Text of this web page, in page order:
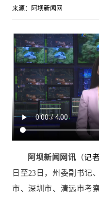
来源：阿坝新闻网
阿坝新闻网讯 （记
日至23日，州委副书记
市、深圳市、清远市考